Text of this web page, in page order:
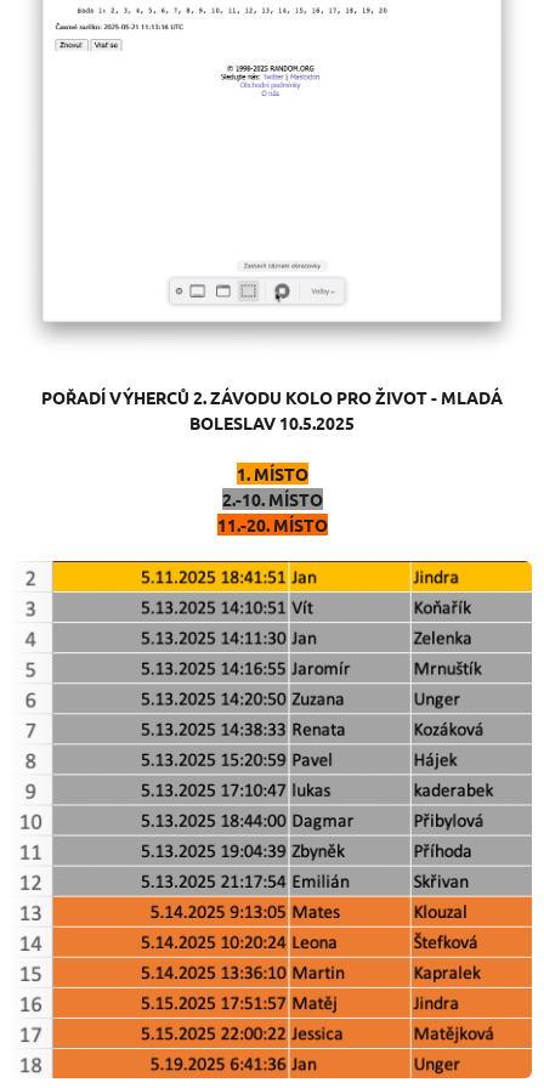
POŘADÍ VÝHERCŮ 2. ZÁVODU KOLO PRO ŽIVOT - MLADÁ
BOLESLAV 10.5.2025
1. MÍSTO
2.-10. MÍSTO
11.-20. MÍSTO